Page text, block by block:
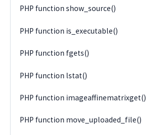
PHP function show_source()
PHP function is_executable()
PHP function fgets()
PHP function lstat()
PHP function imageaffinematrixget()
PHP function move_uploaded_file()